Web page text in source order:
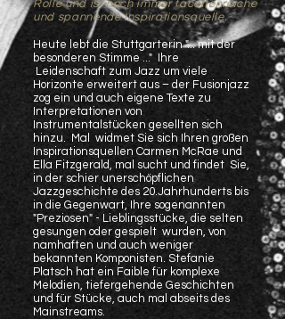
Rolle und ist noch immer facettenreiche
und spannende Inspirationsquelle.
Heute lebt die Stuttgarterin "... mit der
besonderen Stimme ..." Ihre
Leidenschaft zum Jazz um viele
Horizonte erweitert aus – der Fusionjazz
zog ein und auch eigene Texte zu
Interpretationen von
Instrumentalstücken gesellten sich
hinzu. Mal widmet Sie sich Ihren großen
Inspirationsquellen Carmen McRae und
Ella Fitzgerald, mal sucht und findet Sie,
in der schier unerschöpflichen
Jazzgeschichte des 20.Jahrhunderts bis
in die Gegenwart, Ihre sogenannten
"Preziosen" - Lieblingsstücke, die selten
gesungen oder gespielt wurden, von
namhaften und auch weniger
bekannten Komponisten. Stefanie
Platsch hat ein Faible für komplexe
Melodien, tiefergehende Geschichten
und für Stücke, auch mal abseits des
Mainstreams.